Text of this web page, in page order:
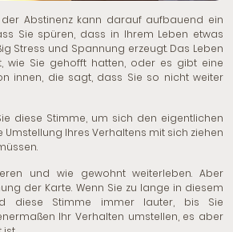
Abstinenz kann darauf aufbauend ein
Sie spüren, dass in Ihrem Leben etwas
Stress und Spannung erzeugt. Das Leben
wie Sie gehofft hatten, oder es gibt eine
innen, die sagt, dass Sie so nicht weiter
diese Stimme, um sich den eigentlichen
Umstellung Ihres Verhaltens mit sich ziehen
und wie gewohnt weiterleben. Aber
der Karte. Wenn Sie zu lange in diesem
diese Stimme immer lauter, bis Sie
Ihr Verhalten umstellen, es aber